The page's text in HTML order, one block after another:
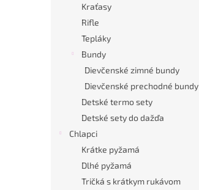
Kraťasy
Rifle
Tepláky
Bundy
Dievčenské zimné bundy
Dievčenské prechodné bundy
Detské termo sety
Detské sety do dažďa
Chlapci
Krátke pyžamá
Dlhé pyžamá
Tričká s krátkym rukávom